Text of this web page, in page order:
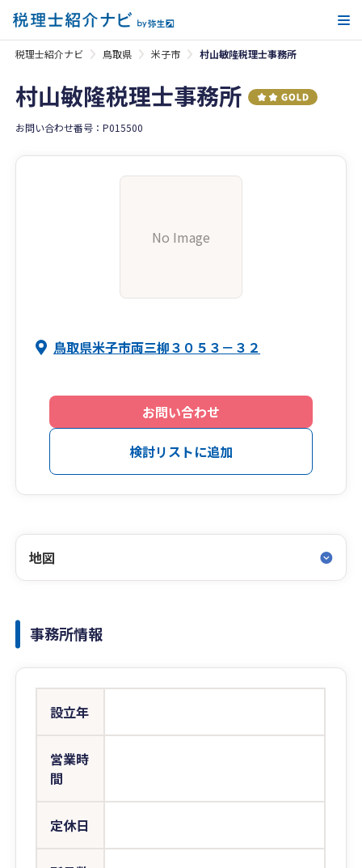
税理士紹介ナビ 鳥取県 米子市 村山敏隆税理士事務所
村山敏隆税理士事務所
お問い合わせ番号：P015500
No Image
鳥取県米子市両三柳３０５３－３２
お問い合わせ
検討リストに追加
地図
事務所情報
設立年
営業時
間
定休日